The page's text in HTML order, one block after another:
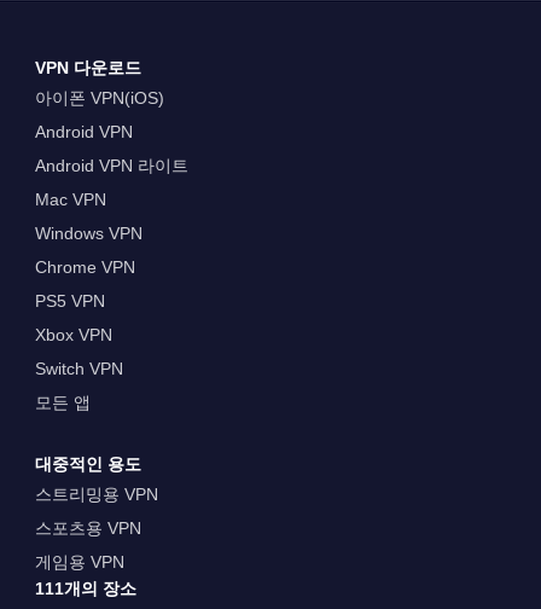
VPN 다운로드
아이폰 VPN(iOS)
Android VPN
Android VPN 라이트
Mac VPN
Windows VPN
Chrome VPN
PS5 VPN
Xbox VPN
Switch VPN
모든 앱
대중적인 용도
스트리밍용 VPN
스포츠용 VPN
게임용 VPN
111개의 장소